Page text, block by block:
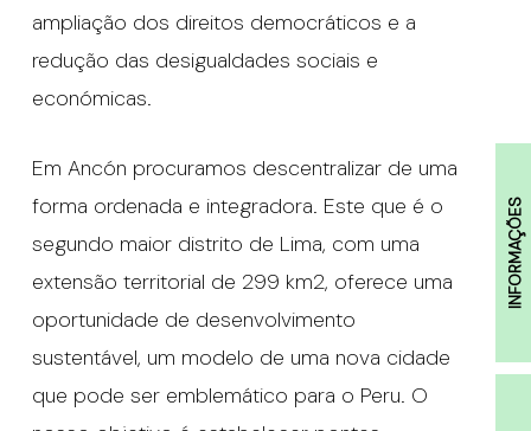
INFORMAÇÕES
ampliação dos direitos democráticos e a
redução das desigualdades sociais e
económicas.
Em Ancón procuramos descentralizar de uma
forma ordenada e integradora. Este que é o
segundo maior distrito de Lima, com uma
extensão territorial de 299 km2, oferece uma
oportunidade de desenvolvimento
sustentável, um modelo de uma nova cidade
que pode ser emblemático para o Peru. O